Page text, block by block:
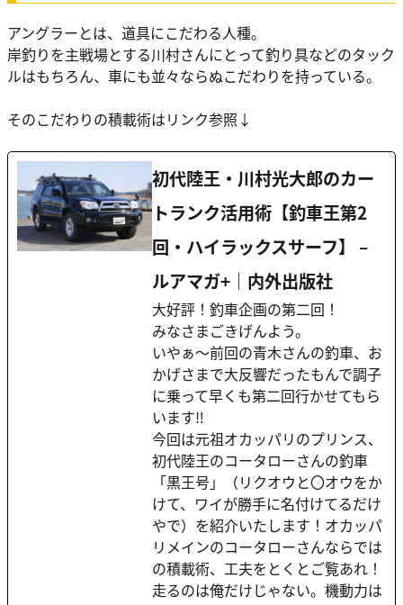
アングラーとは、道具にこだわる人種。
岸釣りを主戦場とする川村さんにとって釣り具などのタック
ルはもちろん、車にも並々ならぬこだわりを持っている。
そのこだわりの積載術はリンク参照↓
初代陸王・川村光大郎のカー
トランク活用術【釣車王第2
回・ハイラックスサーフ】 –
ルアマガ+｜内外出版社
大好評！釣車企画の第二回！
みなさまごきげんよう。
いやぁ～前回の青木さんの釣車、お
かげさまで大反響だったもんで調子
に乗って早くも第二回行かせてもら
います‼
今回は元祖オカッパリのプリンス、
初代陸王のコータローさんの釣車
「黒王号」（リクオウと〇オウをか
けて、ワイが勝手に名付けてるだけ
やで）を紹介いたします！オカッパ
リメインのコータローさんならでは
の積載術、工夫をとくとご覧あれ！
走るのは俺だけじゃない。機動力は